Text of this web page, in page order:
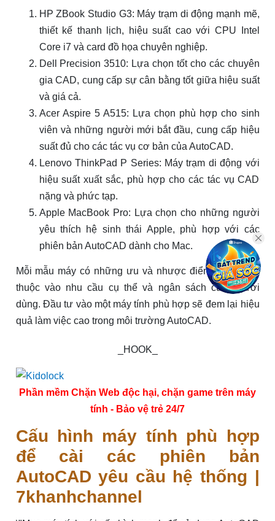
HP ZBook Studio G3: Máy trạm di động mạnh mẽ,
thiết kế thanh lịch, hiệu suất cao với CPU Intel
Core i7 và card đồ họa chuyên nghiệp.
Dell Precision 3510: Lựa chọn tốt cho các chuyên
gia CAD, cung cấp sự cân bằng tốt giữa hiệu suất
và giá cả.
Acer Aspire 5 A515: Lựa chọn phù hợp cho sinh
viên và những người mới bắt đầu, cung cấp hiệu
suất đủ cho các tác vụ cơ bản của AutoCAD.
Lenovo ThinkPad P Series: Máy trạm di động với
hiệu suất xuất sắc, phù hợp cho các tác vụ CAD
nặng và phức tạp.
Apple MacBook Pro: Lựa chọn cho những người
yêu thích hệ sinh thái Apple, phù hợp với các
phiên bản AutoCAD dành cho Mac.
Mỗi mẫu máy có những ưu và nhược điểm riêng, phụ
thuộc vào nhu cầu cụ thể và ngân sách của người
dùng. Đầu tư vào một máy tính phù hợp sẽ đem lại hiệu
quả làm việc cao trong môi trường AutoCAD.
_HOOK_
Phần mềm Chặn Web độc hại, chặn game trên máy
tính - Bảo vệ trẻ 24/7
Cấu hình máy tính phù hợp
để cài các phiên bản
AutoCAD yêu cầu hệ thống |
7khanhchannel